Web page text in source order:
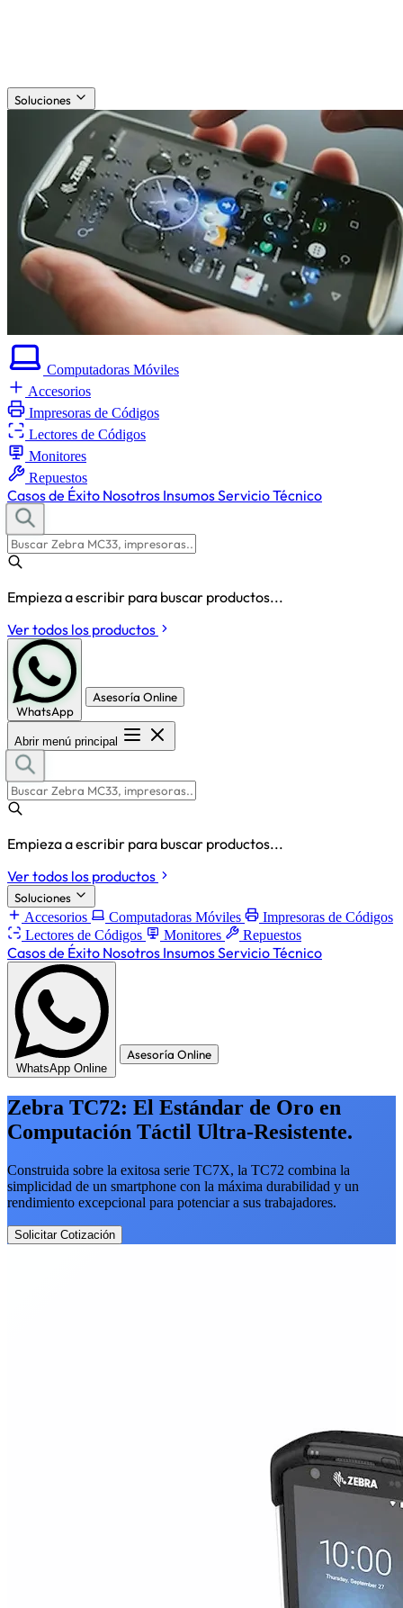
Soluciones
Computadoras Móviles
Accesorios
Impresoras de Códigos
Lectores de Códigos
Monitores
Repuestos
Casos de Éxito Nosotros InsumosServicio Técnico
Empieza a escribir para buscar productos...
Ver todos los productos
WhatsApp
Asesoría Online
Abrir menú principal
Empieza a escribir para buscar productos...
Ver todos los productos
Soluciones
Accesorios Computadoras Móviles
Impresoras de Códigos
Lectores de Códigos
Monitores Repuestos
Casos de Éxito Nosotros InsumosServicio Técnico
WhatsApp Online
Asesoría Online
Zebra TC72: El Estándar de Oro en
Computación Táctil Ultra-Resistente.
Construida sobre la exitosa serie TC7X, la TC72 combina la
simplicidad de un smartphone con la máxima durabilidad y un
rendimiento excepcional para potenciar a sus trabajadores.
Solicitar Cotización